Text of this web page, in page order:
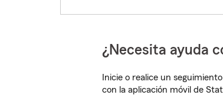
¿Necesita ayuda
Inicie o realice un
con la aplicación móvil de